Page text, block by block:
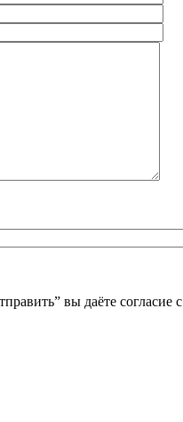
вы даёте согласие с